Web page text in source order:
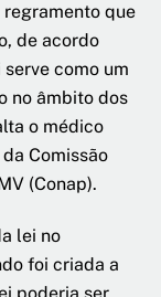
que
de acordo
como um
no âmbito dos
o médico
Comissão
(Conap).
lei no
foi criada a